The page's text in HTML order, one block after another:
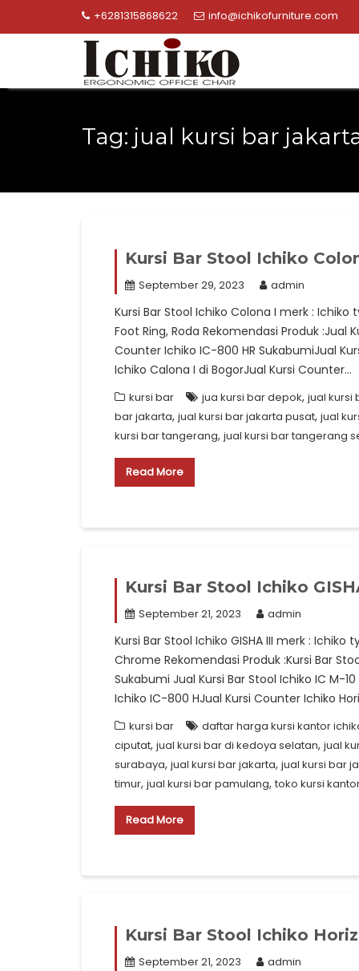
+6281315868622 info@ichikofurniture.com
Tag: jual kursi bar
Kursi Bar Stool Ichiko
September 29, 2023 admin
Kursi Bar Stool Ichiko Colona I merk :
Foot Ring, Roda Rekomendasi Produk :Jual
Counter Ichiko IC-800 HR SukabumiJual
Ichiko Calona I di BogorJual Kursi Counter…
kursi bar jua kursi bar depok, jual kursi
bar jakarta, jual kursi bar jakarta pusat, jual
kursi bar tangerang, jual kursi bar tangerang
Read More
Kursi Bar Stool Ichiko
September 21, 2023 admin
Kursi Bar Stool Ichiko GISHA III merk :
Chrome Rekomendasi Produk :Kursi Bar
Sukabumi Jual Kursi Bar Stool Ichiko IC M-
Ichiko IC-800 HJual Kursi Counter Ichiko
kursi bar daftar harga kursi kantor
ciputat, jual kursi bar di kedoya selatan, jual
surabaya, jual kursi bar jakarta, jual kursi bar
timur, jual kursi bar pamulang, toko kursi
Read More
Kursi Bar Stool Ichiko
September 21, 2023 admin